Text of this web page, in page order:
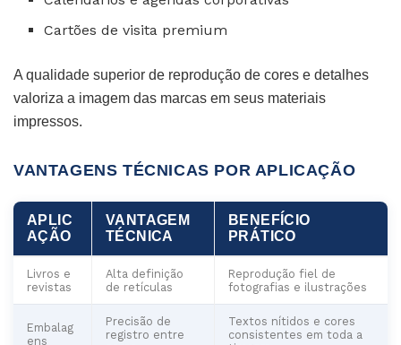
Cartões de visita premium
A qualidade superior de reprodução de cores e detalhes
valoriza a imagem das marcas em seus materiais
impressos.
VANTAGENS TÉCNICAS POR APLICAÇÃO
APLIC
AÇÃO
VANTAGEM
TÉCNICA
BENEFÍCIO
PRÁTICO
Livros e
revistas
Alta definição
de retículas
Reprodução fiel de
fotografias e ilustrações
Embalag
ens
Precisão de
registro entre
Textos nítidos e cores
consistentes em toda a